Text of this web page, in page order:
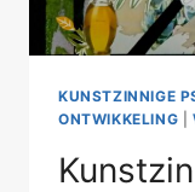
KUNSTZINNIGE
ONTWIKKELING